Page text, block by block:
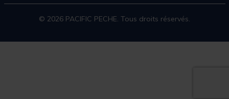
© 2026 PACIFIC PECHE. Tous droits réservés.